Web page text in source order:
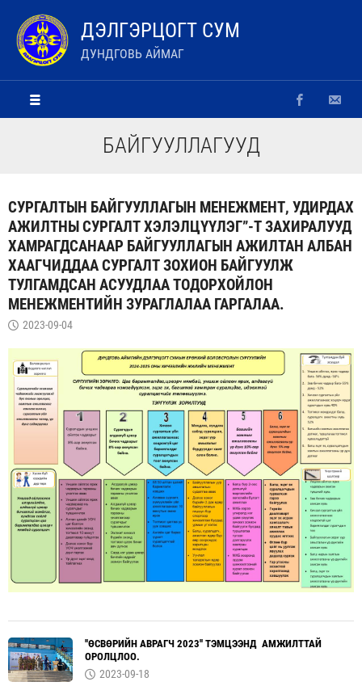
ДЭЛГЭРЦОГТ СУМ
ДУНДГОВЬ АЙМАГ
БАЙГУУЛЛАГУУД
СУРГАЛТЫН БАЙГУУЛЛАГЫН МЕНЕЖМЕНТ, УДИРДАХ
АЖИЛТНЫ СУРГАЛТ ХЭЛЭЛЦҮҮЛЭГ”-Т ЗАХИРАЛУУД
ХАМРАГДСАНААР БАЙГУУЛЛАГЫН АЖИЛТАН АЛБАН
ХААГЧИДДАА СУРГАЛТ ЗОХИОН БАЙГУУЛЖ
ТУЛГАМДСАН АСУУДЛАА ТОДОРХОЙЛОН
МЕНЕЖМЕНТИЙН ЗУРАГЛАЛАА ГАРГАЛАА.
2023-09-04
''ӨСВӨРИЙН АВРАГЧ 2023'' ТЭМЦЭЭНД АМЖИЛТТАЙ
ОРОЛЦЛОО.
2023-09-18